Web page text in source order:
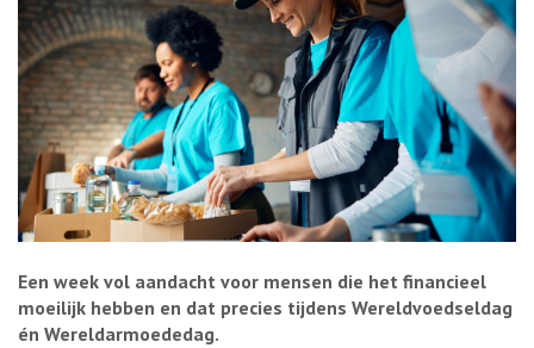
Een week vol aandacht voor mensen die het financieel
moeilijk hebben en dat precies tijdens Wereldvoedseldag
én Wereldarmoededag.